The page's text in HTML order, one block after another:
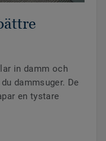
in damm och
dammsuger. De
en tystare